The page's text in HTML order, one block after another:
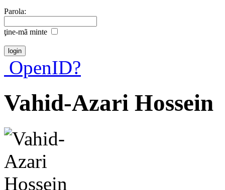
Parola:
ţine-mã minte
OpenID?
Vahid-Azari Hossein